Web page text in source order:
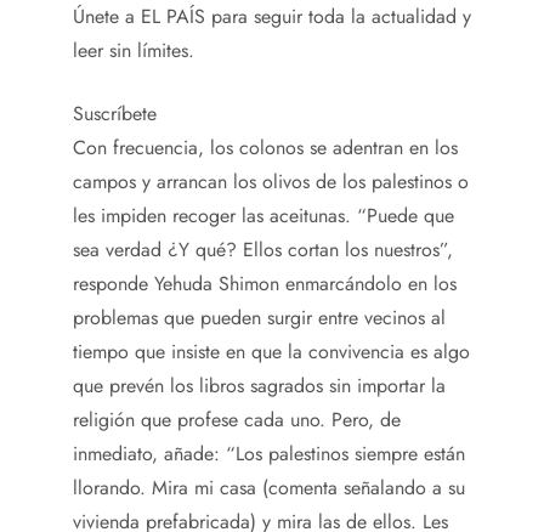
Únete a EL PAÍS para seguir toda la actualidad y
leer sin límites.
Suscríbete
Con frecuencia, los colonos se adentran en los
campos y arrancan los olivos de los palestinos o
les impiden recoger las aceitunas. “Puede que
sea verdad ¿Y qué? Ellos cortan los nuestros”,
responde Yehuda Shimon enmarcándolo en los
problemas que pueden surgir entre vecinos al
tiempo que insiste en que la convivencia es algo
que prevén los libros sagrados sin importar la
religión que profese cada uno. Pero, de
inmediato, añade: “Los palestinos siempre están
llorando. Mira mi casa (comenta señalando a su
vivienda prefabricada) y mira las de ellos. Les